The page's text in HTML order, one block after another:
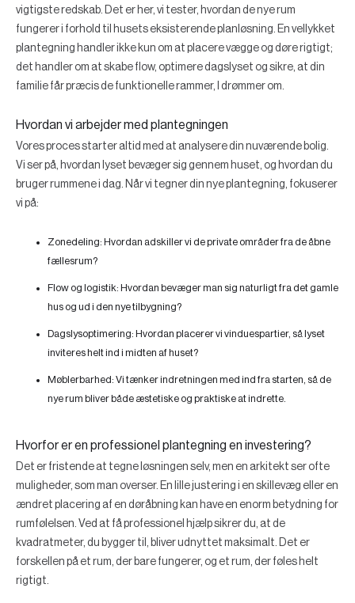
vigtigste redskab. Det er her, vi tester, hvordan de nye rum
fungerer i forhold til husets eksisterende planløsning. En vellykket
plantegning handler ikke kun om at placere vægge og døre rigtigt;
det handler om at skabe flow, optimere dagslyset og sikre, at din
familie får præcis de funktionelle rammer, I drømmer om.
Hvordan vi arbejder med plantegningen
Vores proces starter altid med at analysere din nuværende bolig.
Vi ser på, hvordan lyset bevæger sig gennem huset, og hvordan du
bruger rummene i dag. Når vi tegner din nye plantegning, fokuserer
vi på:
Zonedeling: Hvordan adskiller vi de private områder fra de åbne
fællesrum?
Flow og logistik: Hvordan bevæger man sig naturligt fra det gamle
hus og ud i den nye tilbygning?
Dagslysoptimering: Hvordan placerer vi vinduespartier, så lyset
inviteres helt ind i midten af huset?
Møblerbarhed: Vi tænker indretningen med ind fra starten, så de
nye rum bliver både æstetiske og praktiske at indrette.
Hvorfor er en professionel plantegning en investering?
Det er fristende at tegne løsningen selv, men en arkitekt ser ofte
muligheder, som man overser. En lille justering i en skillevæg eller en
ændret placering af en døråbning kan have en enorm betydning for
rumfølelsen. Ved at få professionel hjælp sikrer du, at de
kvadratmeter, du bygger til, bliver udnyttet maksimalt. Det er
forskellen på et rum, der bare fungerer, og et rum, der føles helt
rigtigt.